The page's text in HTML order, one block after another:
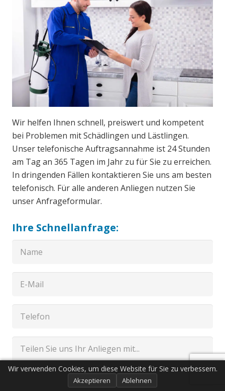
Wir helfen Ihnen schnell, preiswert und kompetent
bei Problemen mit Schädlingen und Lästlingen.
Unser telefonische Auftragsannahme ist 24 Stunden
am Tag an 365 Tagen im Jahr zu für Sie zu erreichen.
In dringenden Fällen kontaktieren Sie uns am besten
telefonisch. Für alle anderen Anliegen nutzen Sie
unser Anfrageformular.
Ihre Schnellanfrage:
Wir verwenden Cookies, um diese Website für Sie zu verbessern.
Akzeptieren Ablehnen